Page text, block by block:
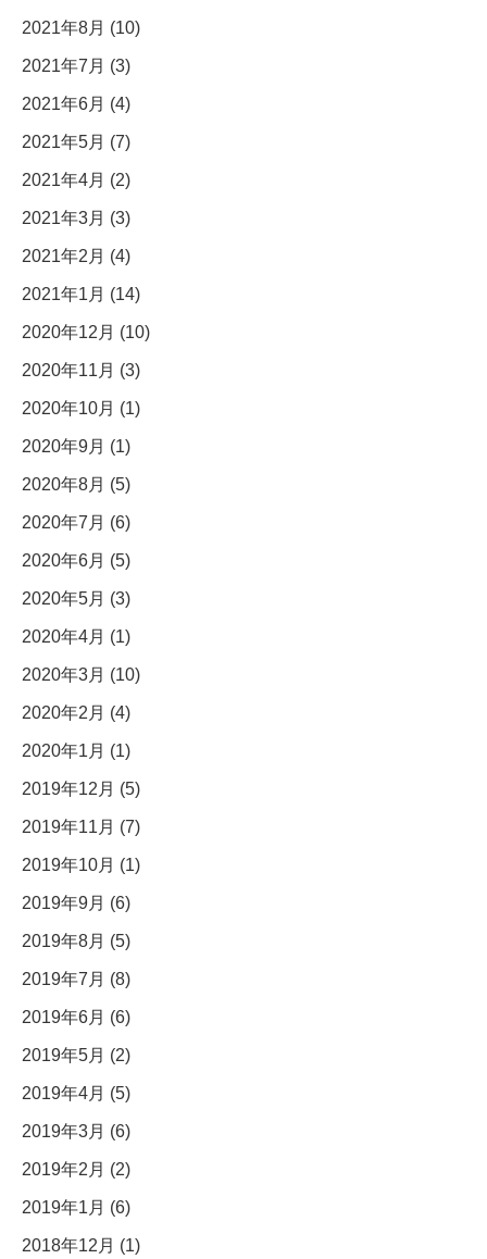
2021年8月 (10)
2021年7月 (3)
2021年6月 (4)
2021年5月 (7)
2021年4月 (2)
2021年3月 (3)
2021年2月 (4)
2021年1月 (14)
2020年12月 (10)
2020年11月 (3)
2020年10月 (1)
2020年9月 (1)
2020年8月 (5)
2020年7月 (6)
2020年6月 (5)
2020年5月 (3)
2020年4月 (1)
2020年3月 (10)
2020年2月 (4)
2020年1月 (1)
2019年12月 (5)
2019年11月 (7)
2019年10月 (1)
2019年9月 (6)
2019年8月 (5)
2019年7月 (8)
2019年6月 (6)
2019年5月 (2)
2019年4月 (5)
2019年3月 (6)
2019年2月 (2)
2019年1月 (6)
2018年12月 (1)